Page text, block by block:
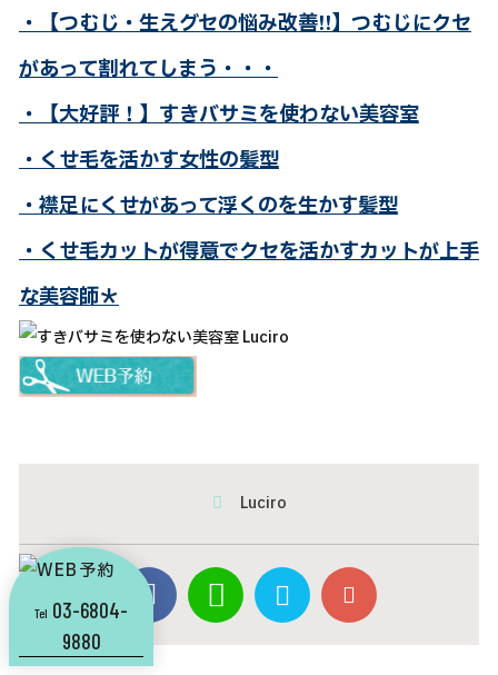
・【つむじ・生えグセの悩み改善!!】つむじにクセ
があって割れてしまう・・・
・【大好評！】すきバサミを使わない美容室
・くせ毛を活かす女性の髪型
・襟足にくせがあって浮くのを生かす髪型
・くせ毛カットが得意でクセを活かすカットが上手
な美容師＊
Luciro
Tel 03-6804-
9880